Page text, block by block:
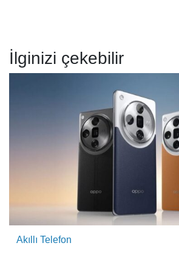
İlginizi çekebilir
Akıllı Telefon